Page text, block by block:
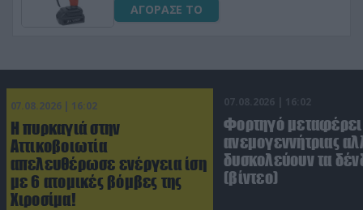
ΑΓΟΡΑΣΕ ΤΟ
07.08.2026 | 16:02
Η πυρκαγιά στην
Αττικοβοιωτία
απελευθέρωσε ενέργεια ίση
με 6 ατομικές βόμβες της
Χιροσίμα!
07.08.2026 | 16:02
Φορτηγό μεταφέρει
ανεμογεννήτριας
δυσκολεύουν τα
(βίντεο)